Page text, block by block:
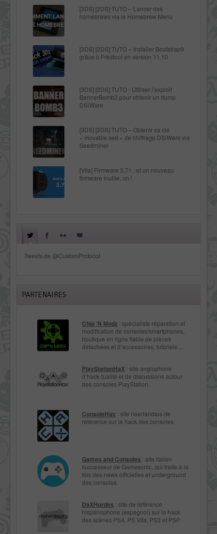
[3DS] [2DS] TUTO – Lancer des
homebrews via le Homebrew Menu
[3DS] [2DS] TUTO – Installer Bootstrap9
grâce à Fredtool en version 11.10
[3DS] [2DS] TUTO - Utiliser l’exploit
BannerBomb3 pour obtenir un dump
DSiWare
[3DS] [2DS] TUTO – Obtenir sa clé
« movable.sed » de chiffrage DSiWare via
Seedminer
[Vita] Firmware 3.71 : et un nouveau
firmware inutile, un !
Tweets de @CustomProtocol
PARTENAIRES
Chip ‘N Modz : spécialiste réparation et
modification de consoles/smartphones,
boutique en ligne fiable de pièces
détachées et d’accessoires, tutoriels…
PlayStationHaX : site anglophone
d’hack-tualité et de discussions autour
des consoles PlayStation.
ConsoleHax : site néerlandais de
référence sur le hack des consoles.
Games and Consoles : site italien
successeur de Gamesonic, qui traite à la
fois des news officielles et underground
des consoles.
DaXHordes : site de référence
hispanophone (espagnol) sur le hack
des scènes PS4, PS Vita, PS3 et PSP.